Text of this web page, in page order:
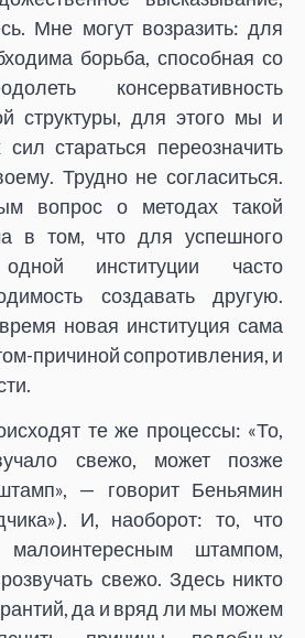
Мне могут возразить: для
борьба, способная со
консервативность
структуры, для этого мы и
стараться переозначить
Трудно не согласиться.
вопрос о методах такой
в том, что для успешного
одной институции часто
создавать другую.
новая институция сама
причиной сопротивления, и
те же процессы: «То,
свежо, может позже
— говорит Беньямин
И, наоборот: то, что
штампом,
свежо. Здесь никто
да и вряд ли мы можем